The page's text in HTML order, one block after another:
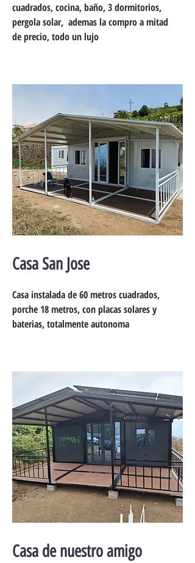
cuadrados, cocina, baño, 3 dormitorios,
pergola solar, ademas la compro a mitad
de precio, todo un lujo
Casa San Jose
Casa instalada de 60 metros cuadrados,
porche 18 metros, con placas solares y
baterias, totalmente autonoma
Casa de nuestro amigo